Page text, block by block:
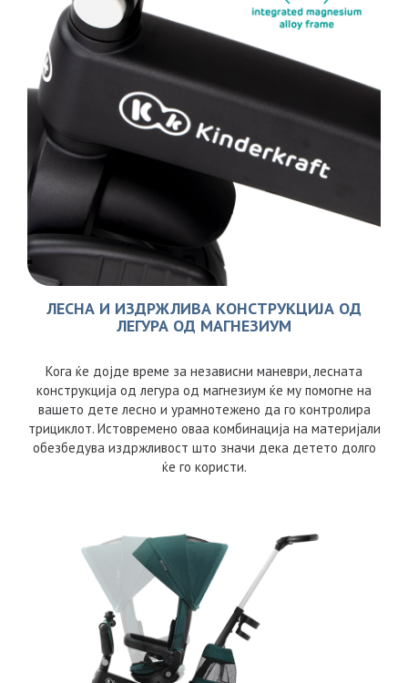
ЛЕСНА И ИЗДРЖЛИВА КОНСТРУКЦИЈА ОД
ЛЕГУРА ОД МАГНЕЗИУМ
Кога ќе дојде време за независни маневри, лесната
конструкција од легура од магнезиум ќе му помогне на
вашето дете лесно и урамнотежено да го контролира
трициклот. Истовремено оваа комбинација на материјали
обезбедува издржливост што значи дека детето долго
ќе го користи.